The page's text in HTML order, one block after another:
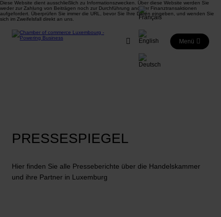
Diese Website dient ausschließlich zu Informationszwecken. Über diese Website werden Sie
weder zur Zahlung von Beiträgen noch zur Durchführung anderer Finanztransaktionen
aufgefordert. Überprüfen Sie immer die URL, bevor Sie Ihre Daten eingeben, und wenden Sie
sich im Zweifelsfall direkt an uns.
Menü
PRESSESPIEGEL
Hier finden Sie alle Presseberichte über die Handelskammer
und ihre Partner in Luxemburg